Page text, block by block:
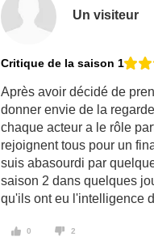
Un visiteur
Critique de la saison 1
Après avoir décidé de
donner envie de la
chaque acteur a le rôle
rejoignent tous pour un
suis abasourdi par
saison 2 dans quelques
qu'ils ont eu l'intelligence
0 2